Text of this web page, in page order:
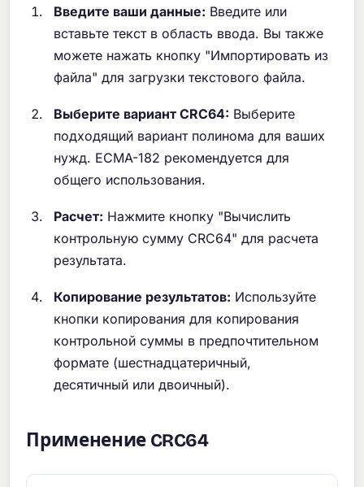
Введите ваши данные: Введите или
вставьте текст в область ввода. Вы также
можете нажать кнопку "Импортировать из
файла" для загрузки текстового файла.
Выберите вариант CRC64: Выберите
подходящий вариант полинома для ваших
нужд. ECMA-182 рекомендуется для
общего использования.
Расчет: Нажмите кнопку "Вычислить
контрольную сумму CRC64" для расчета
результата.
Копирование результатов: Используйте
кнопки копирования для копирования
контрольной суммы в предпочтительном
формате (шестнадцатеричный,
десятичный или двоичный).
Применение CRC64